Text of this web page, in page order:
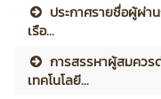
ประกาศรายชื่อผู้ผ่า
เรือ...
การสรรหาผู้สมควร
เทคโนโลยี...